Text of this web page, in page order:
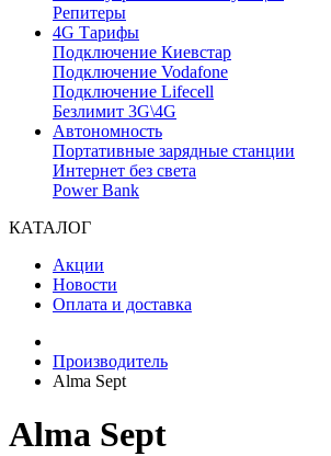
Репитеры
4G Тарифы
Подключение Киевстар
Подключение Vodafone
Подключение Lifecell
Безлимит 3G\4G
Автономность
Портативные зарядные станции
Интернет без света
Power Bank
КАТАЛОГ
Акции
Новости
Оплата и доставка
Производитель
Alma Sept
Alma Sept